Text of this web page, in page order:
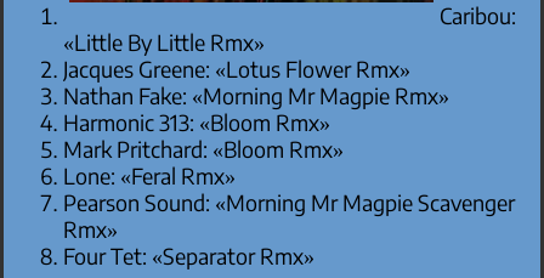
Caribou:
«Little By Little Rmx»
Jacques Greene: «Lotus Flower Rmx»
Nathan Fake: «Morning Mr Magpie Rmx»
Harmonic 313: «Bloom Rmx»
Mark Pritchard: «Bloom Rmx»
Lone: «Feral Rmx»
Pearson Sound: «Morning Mr Magpie Scavenger
Rmx»
Four Tet: «Separator Rmx»